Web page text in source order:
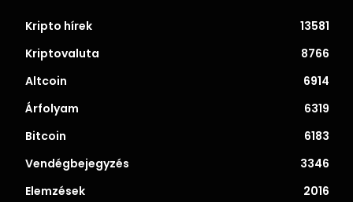
Kripto hírek
13581
Kriptovaluta
8766
Altcoin
6914
Árfolyam
6319
Bitcoin
6183
Vendégbejegyzés
3346
Elemzések
2016